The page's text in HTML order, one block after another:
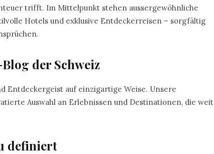
trifft. Im Mittelpunkt stehen aussergewöhnliche
Hotels und exklusive Entdeckerreisen – sorgfältig
der Schweiz
Entdeckergeist auf einzigartige Weise. Unsere
Auswahl an Erlebnissen und Destinationen, die weit
definiert